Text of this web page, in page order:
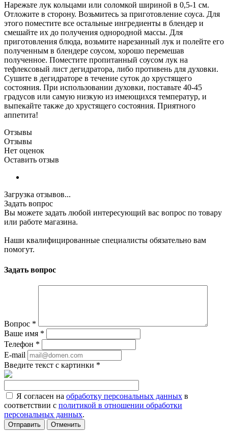
Нарежьте лук кольцами или соломкой шириной в 0,5-1 см.
Отложите в сторону. Возьмитесь за приготовление соуса. Для
этого поместите все остальные ингредиенты в блендер и
смешайте их до получения однородной массы. Для
приготовления блюда, возьмите нарезанный лук и полейте его
полученным в блендере соусом, хорошо перемешав
полученное. Поместите пропитанный соусом лук на
тефлексовый лист дегидратора, либо противень для духовки.
Сушите в дегидраторе в течение суток до хрустящего
состояния. При использовании духовки, поставьте 40-45
градусов или самую низкую из имеющихся температур, и
выпекайте также до хрустящего состояния. Приятного
аппетита!
Отзывы
Отзывы
Нет оценок
Оставить отзыв
Загрузка отзывов...
Задать вопрос
Вы можете задать любой интересующий вас вопрос по товару
или работе магазина.
Наши квалифицированные специалисты обязательно вам
помогут.
Задать вопрос
Вопрос *
Ваше имя *
Телефон *
E-mail
Введите текст с картинки *
Я согласен на обработку персональных данных в
соответствии с политикой в отношении обработки
персональных данных.
Отменить